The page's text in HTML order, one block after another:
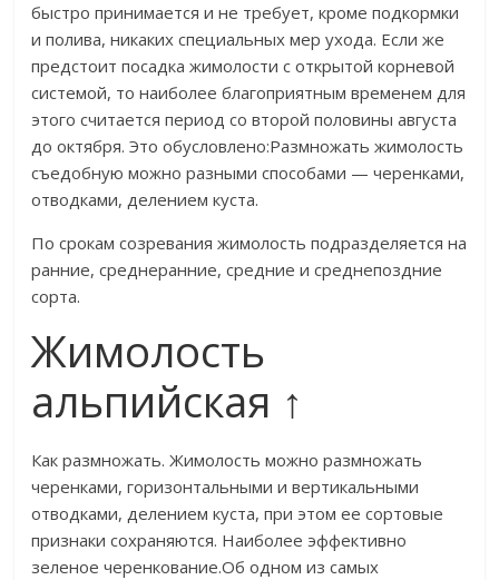
быстро принимается и не требует, кроме подкормки
и полива, никаких специальных мер ухода. Если же
предстоит посадка жимолости с открытой корневой
системой, то наиболее благоприятным временем для
этого считается период со второй половины августа
до октября. Это обусловлено:​​Размножать жимолость
съедобную можно разными способами — черенками,
отводками, делением куста.​
​По срокам созревания жимолость подразделяется на
ранние, среднеранние, средние и среднепоздние
сорта.​
Жимолость
альпийская ↑
​Как размножать. Жимолость можно размножать
черенками, горизонтальными и вертикальными
отводками, делением куста, при этом ее сортовые
признаки сохраняются. Наиболее эффективно
зеленое черенкование.​​Об одном из самых